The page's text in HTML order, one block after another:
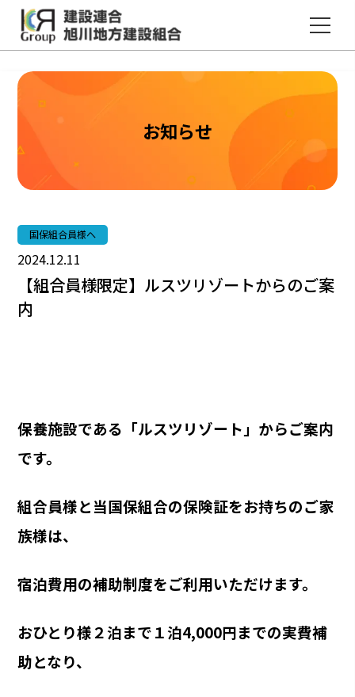
建設連合旭川地方建設組合
お知らせ
国保組合員様へ
2024.12.11
【組合員様限定】ルスツリゾートからのご案
内
保養施設である「ルスツリゾート」からご案内
です。
組合員様と当国保組合の保険証をお持ちのご家
族様は、
宿泊費用の補助制度をご利用いただけます。
おひとり様２泊まで１泊4,000円までの実費補
助となり、